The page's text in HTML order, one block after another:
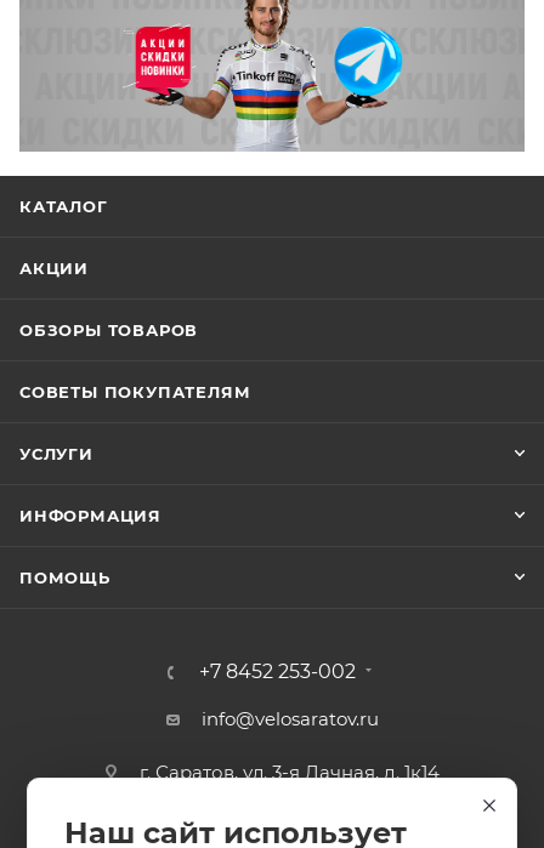
КАТАЛОГ
АКЦИИ
ОБЗОРЫ ТОВАРОВ
СОВЕТЫ ПОКУПАТЕЛЯМ
УСЛУГИ
ИНФОРМАЦИЯ
ПОМОЩЬ
+7 8452 253-002
info@velosaratov.ru
г. Саратов, ул. 3-я Дачная, д. 1к14
Наш сайт использует